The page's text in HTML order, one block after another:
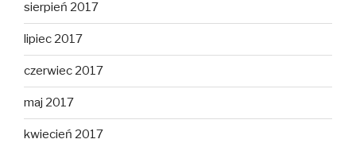
sierpień 2017
lipiec 2017
czerwiec 2017
maj 2017
kwiecień 2017